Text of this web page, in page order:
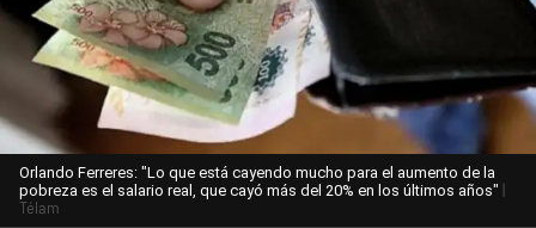
Orlando Ferreres: "Lo que está cayendo mucho para el aumento de la
pobreza es el salario real, que cayó más del 20% en los últimos años" |
Télam